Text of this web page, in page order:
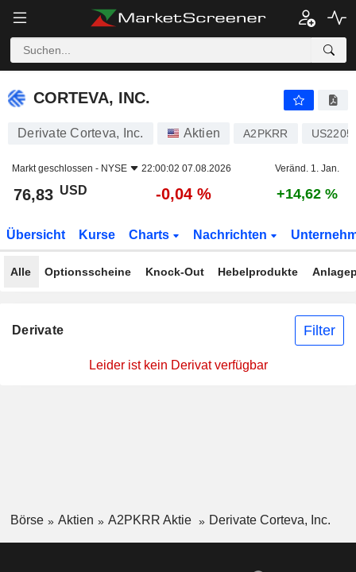
CORTEVA, INC.
CORTEVA, INC.
Derivate Corteva, Inc. Aktien A2PKRR
Markt geschlossen - NYSE 22:00:02 07.08.2026 Veränd. 1. Jan.
76,83 USD -0,04 % +14,62 %
Übersicht Kurse Charts Nachrichten
Alle Optionsscheine Knock-Out Hebelprodukte
Derivate Filter
Leider ist kein Derivat verfügbar
Börse Aktien A2PKRR Aktie Derivate Corteva, Inc.